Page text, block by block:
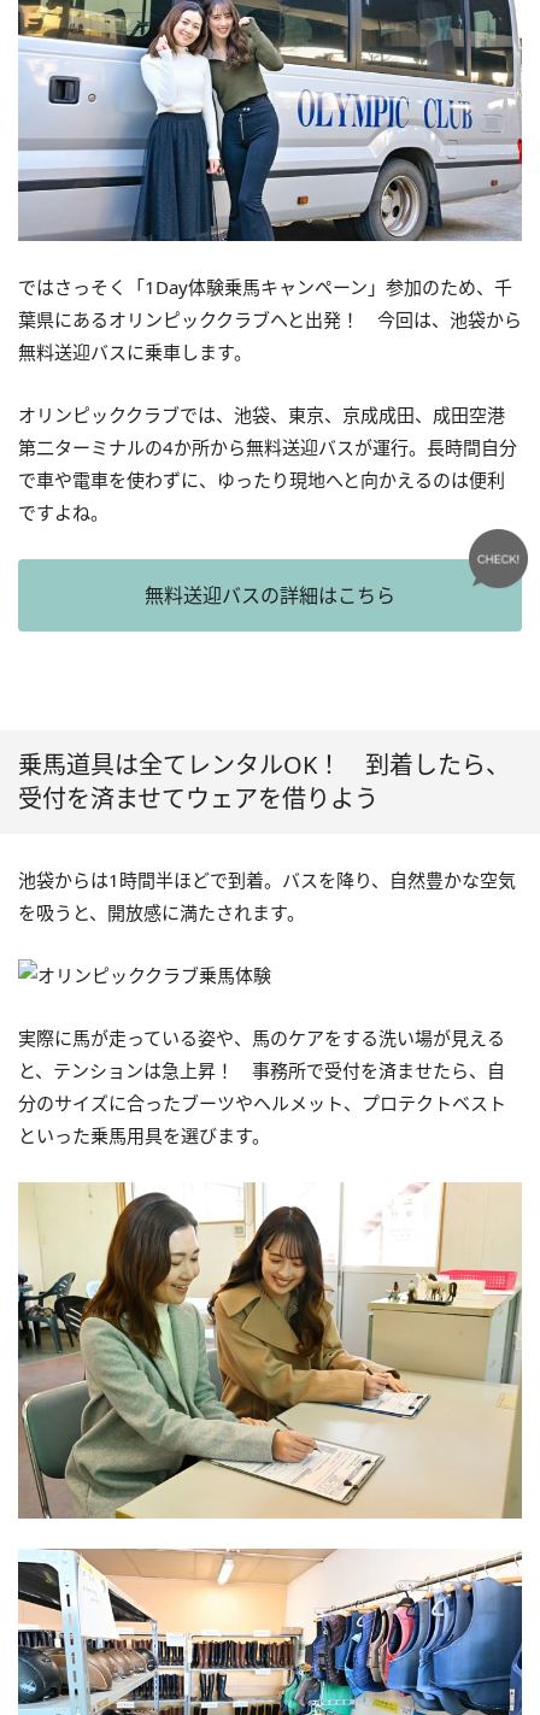
ではさっそく「1Day体験乗馬キャンペーン」参加のため、千
葉県にあるオリンピッククラブへと出発！ 今回は、池袋から
無料送迎バスに乗車します。
オリンピッククラブでは、池袋、東京、京成成田、成田空港
第二ターミナルの4か所から無料送迎バスが運行。長時間自分
で車や電車を使わずに、ゆったり現地へと向かえるのは便利
ですよね。
無料送迎バスの詳細はこちら
乗馬道具は全てレンタルOK！ 到着したら、
受付を済ませてウェアを借りよう
池袋からは1時間半ほどで到着。バスを降り、自然豊かな空気
を吸うと、開放感に満たされます。
実際に馬が走っている姿や、馬のケアをする洗い場が見える
と、テンションは急上昇！ 事務所で受付を済ませたら、自
分のサイズに合ったブーツやヘルメット、プロテクトベスト
といった乗馬用具を選びます。